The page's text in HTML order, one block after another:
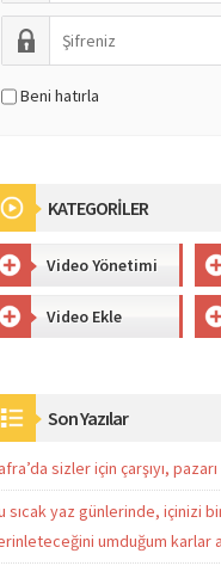
Beni hatırla
KATEGORİLER
Video Yönetimi
Video Ekle
Son Yazılar
sizler için çarşıyı,
sıcak yaz günlerinde, içinizi
umduğum karlar